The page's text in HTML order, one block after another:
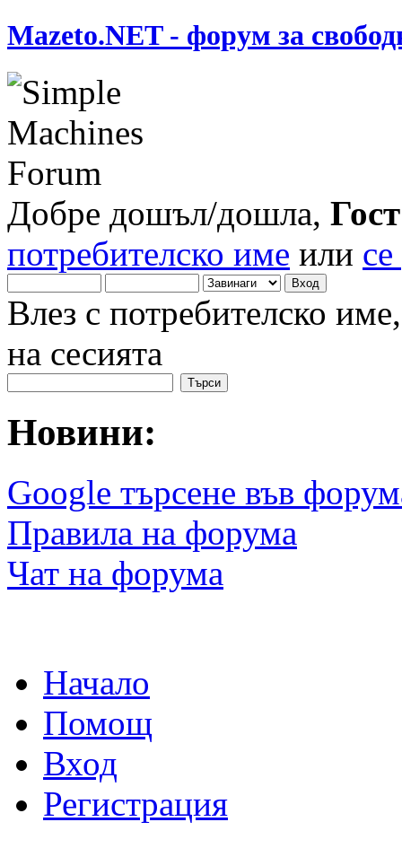
Mazeto.NET - форум за
Добре дошъл/дошла, Гост
потребителско име или
Влез с потребителско
на сесията
Новини:
Google търсене във
Правила на форума
Чат на форума
Начало
Помощ
Вход
Регистрация